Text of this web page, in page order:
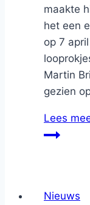
maakte
het een
op 7
Martin
gezien
Lees
Nieuws